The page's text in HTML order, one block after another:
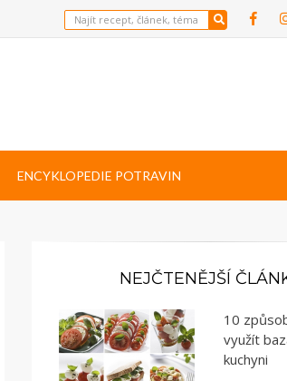
ENCYKLOPEDIE POTRAVIN
NEJČTENĚJŠÍ
10
využít
kuchyni